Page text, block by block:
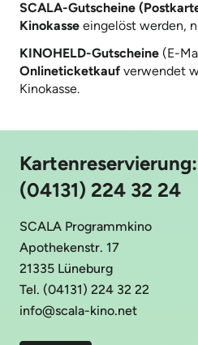
SCALA-Gutscheine
Kinokasse eingelöst werden,
KINOHELD-Gutscheine (E-
Onlineticketkauf verwendet
Kinokasse.
Kartenreservierung:
(04131) 224 32 24
SCALA Programmkino
Apothekenstr. 17
21335 Lüneburg
Tel. (04131) 224 32 22
info@scala-kino.net